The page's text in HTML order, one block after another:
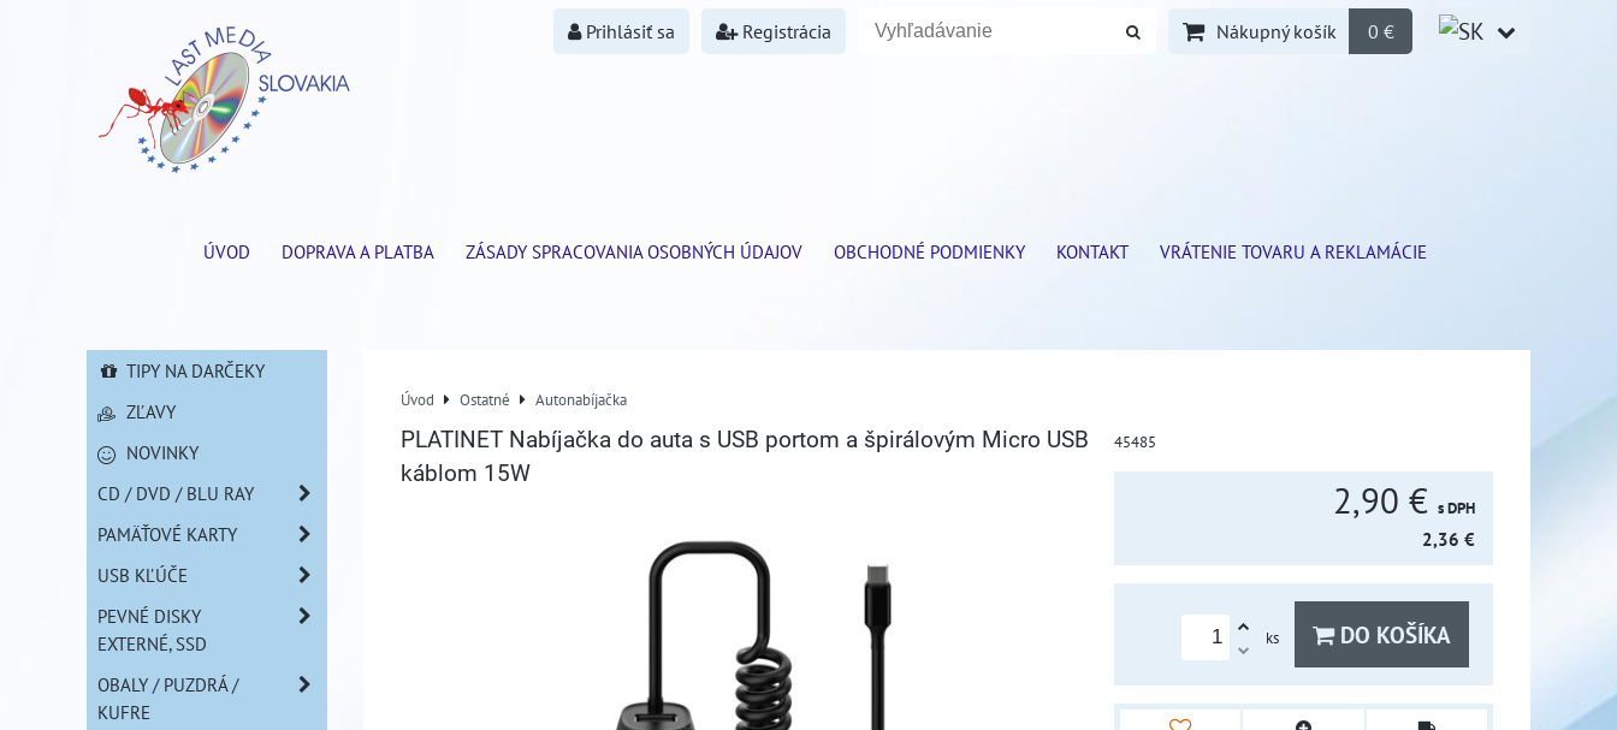
Prihlásiť sa Registrácia Nákupný košík 0 €
ÚVOD DOPRAVA A PLATBA ZÁSADY SPRACOVANIA OSOBNÝCH ÚDAJOV OBCHODNÉ PODMIENKY KONTAKT VRÁTENIE TOVARU A REKLAMÁCIE
Úvod Ostatné Autonabíjačka
PLATINET Nabíjačka do auta s USB portom a špirálovým Micro USB
káblom 15W
45485
2,90 € s DPH
2,36 €
ks DO KOŠÍKA
TIPY NA DARČEKY
ZĽAVY
NOVINKY
CD / DVD / BLU RAY
PAMÄŤOVÉ KARTY
USB KĽÚČE
PEVNÉ DISKY
EXTERNÉ, SSD
OBALY / PUZDRÁ /
KUFRE